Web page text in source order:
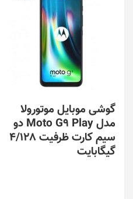
گوشی موبایل موتورولا
مدل Moto G9 Play دو
سیم کارت ظرفیت 4/128
گیگابایت